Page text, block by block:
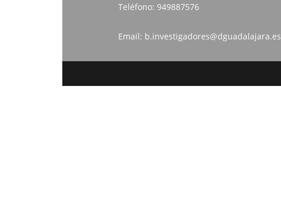
Teléfono: 949887576
Email: b.investigadores@dguadalajara.es